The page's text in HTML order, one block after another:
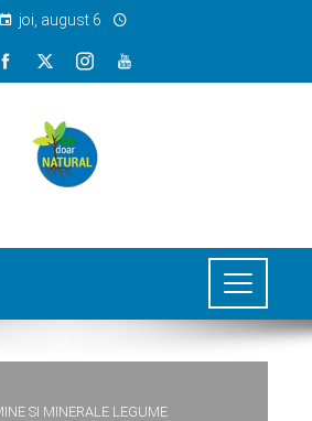
joi, august 6
SI MINERALE LEGUME